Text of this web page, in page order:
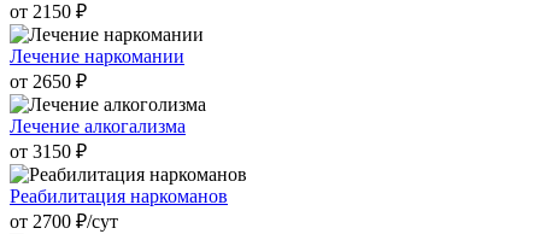
от 2150 ₽
Лечение наркомании
от 2650 ₽
Лечение алкогализма
от 3150 ₽
Реабилитация наркоманов
от 2700 ₽/cут